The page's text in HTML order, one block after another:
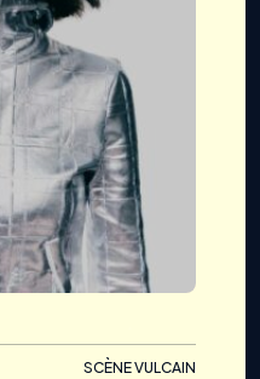
SCÈNE VULCAIN